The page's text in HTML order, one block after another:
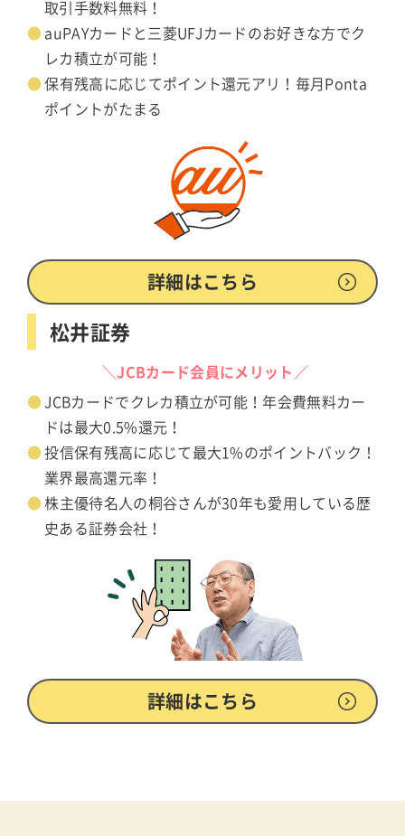
取引手数料無料！
auPAYカードと三菱UFJカードのお好きな方でク
レカ積立が可能！
保有残高に応じてポイント還元アリ！毎月Ponta
ポイントがたまる
詳細はこちら
松井証券
＼JCBカード会員にメリット／
JCBカードでクレカ積立が可能！年会費無料カー
ドは最大0.5%還元！
投信保有残高に応じて最大1%のポイントバック！
業界最高還元率！
株主優待名人の桐谷さんが30年も愛用している歴
史ある証券会社！
詳細はこちら